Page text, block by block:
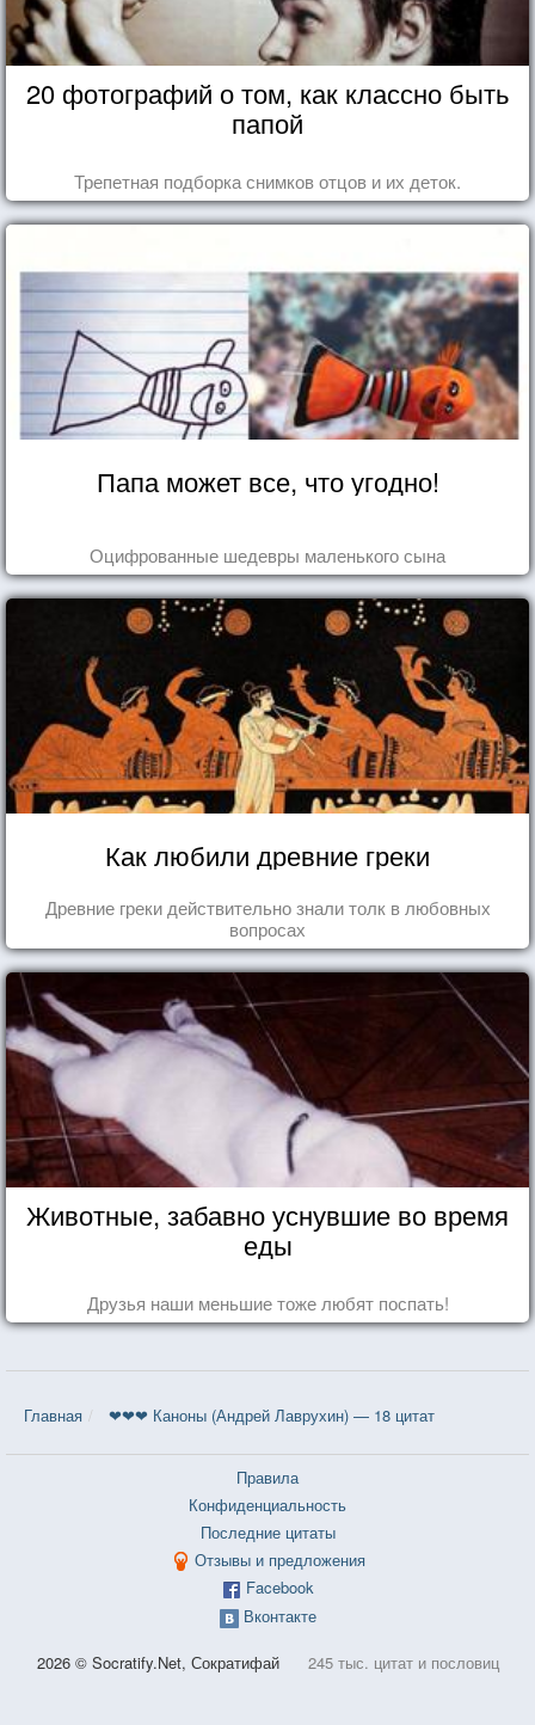
20 фотографий о том, как классно быть
папой
Трепетная подборка снимков отцов и их деток.
Папа может все, что угодно!
Оцифрованные шедевры маленького сына
Как любили древние греки
Древние греки действительно знали толк в любовных
вопросах
Животные, забавно уснувшие во время
еды
Друзья наши меньшие тоже любят поспать!
Главная ❤❤❤ Каноны (Андрей Лаврухин) — 18 цитат
Правила
Конфиденциальность
Последние цитаты
Отзывы и предложения
Facebook
Вконтакте
2026 © Socratify.Net, Сократифай 245 тыс. цитат и пословиц